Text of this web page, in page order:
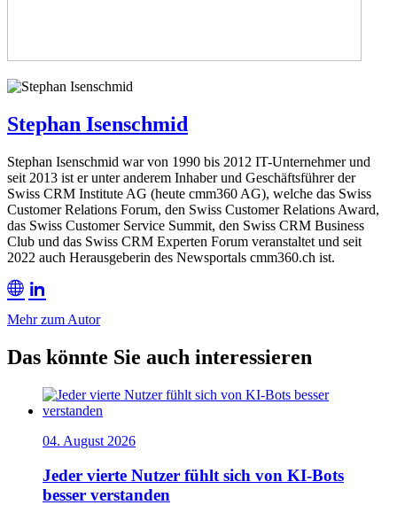
Stephan Isenschmid
Stephan Isenschmid war von 1990 bis 2012 IT-Unternehmer und
seit 2013 ist er unter anderem Inhaber und Geschäftsführer der
Swiss CRM Institute AG (heute cmm360 AG), welche das Swiss
Customer Relations Forum, den Swiss Customer Relations Award,
das Swiss Customer Service Summit, den Swiss CRM Business
Club und das Swiss CRM Experten Forum veranstaltet und seit
2022 auch Herausgeberin des Newsportals cmm360.ch ist.
Mehr zum Autor
Das könnte Sie auch interessieren
04. August 2026
Jeder vierte Nutzer fühlt sich von KI-Bots
besser verstanden